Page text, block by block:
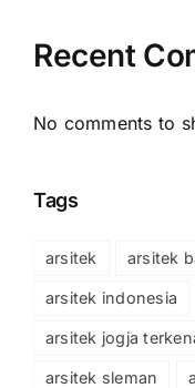
Recent
No comments to
Tags
arsitek arsitek
arsitek indonesia
arsitek jogja
arsitek sleman